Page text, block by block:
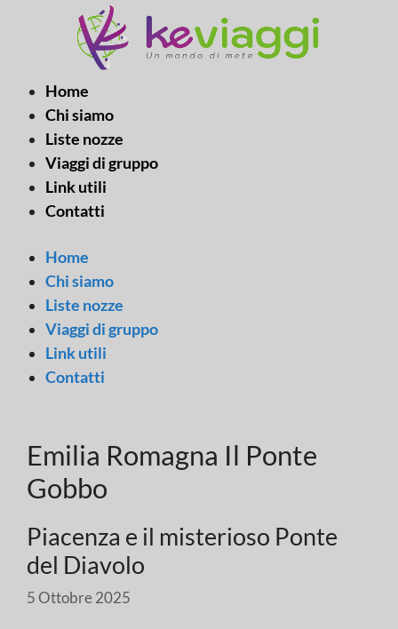
Home
Chi siamo
Liste nozze
Viaggi di gruppo
Link utili
Contatti
Home
Chi siamo
Liste nozze
Viaggi di gruppo
Link utili
Contatti
Emilia Romagna Il Ponte
Gobbo
Piacenza e il misterioso Ponte
del Diavolo
5 Ottobre 2025